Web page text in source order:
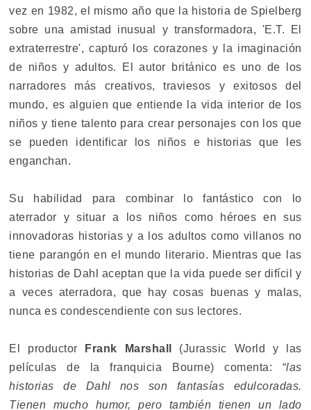
vez en 1982, el mismo año que la historia de Spielberg
sobre una amistad inusual y transformadora, 'E.T. El
extraterrestre', capturó los corazones y la imaginación
de niños y adultos. El autor británico es uno de los
narradores más creativos, traviesos y exitosos del
mundo, es alguien que entiende la vida interior de los
niños y tiene talento para crear personajes con los que
se pueden identificar los niños e historias que les
enganchan.
Su habilidad para combinar lo fantástico con lo
aterrador y situar a los niños como héroes en sus
innovadoras historias y a los adultos como villanos no
tiene parangón en el mundo literario. Mientras que las
historias de Dahl aceptan que la vida puede ser difícil y
a veces aterradora, que hay cosas buenas y malas,
nunca es condescendiente con sus lectores.
El productor Frank Marshall
(Jurassic World y las
películas de la franquicia Bourne) comenta: “las
historias de Dahl nos son fantasías edulcoradas.
Tienen mucho humor, pero también tienen un lado